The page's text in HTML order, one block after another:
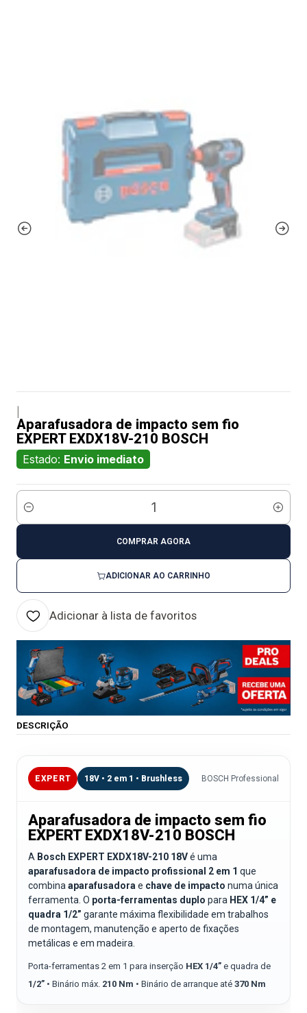
Aparafusadora de impacto sem fio
EXPERT EXDX18V-210 BOSCH
Estado: Envio imediato
Quantidade
ADICIONAR AO CARRINHO
COMPRAR AGORA
Adicionar à lista de favoritos
DESCRIÇÃO
EXPERT 18V • 2 em 1 • Brushless BOSCH Professional
Aparafusadora de impacto sem fio
EXPERT EXDX18V-210 BOSCH
A Bosch EXPERT EXDX18V-210 18Vé uma
aparafusadora de impacto profissional 2 em 1 que
combinaaparafusadorae chave de impacto numa única
ferramenta. O porta-ferramentas duplo para HEX 1/4” e
quadra 1/2” garante máxima flexibilidade em trabalhos
de montagem, manutenção e aperto de fixações
metálicas e em madeira.
Porta-ferramentas 2 em 1 para inserção HEX 1/4” e quadra de
1/2” • Binário máx. 210 Nm • Binário de arranque até 370 Nm